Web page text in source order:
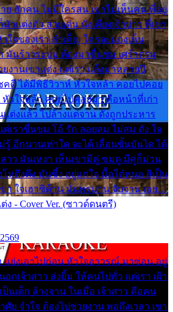
ย ฮักคน ไม่มีใครสน เขาไม่เห็นคน ที่อยู่
วแต่งตัว สวยเด่น นั่งเคียงเจ้าบ่าว ที่เขา
วใจของเรา ลำเค็ญ ใครจะมองเห็น
มันร้าวระบม ต้องมาขื่นขม เศร้าตรม
งานเขาแต่ง แต่เรา แล้งมาหลายปี
คดี ได้มีพิธีวิวาห์ หัวใจหล้า คอยไปคอย
วใจหล้า คอยไปคอยมา คือหน้าที่เก่า
แต่งแล้ว ไปล้างแต่จาน ดั่งถูกประหาร
ต่เราขื่นขม โอ้ รัก ลอยลม ไม่สม ดัง ใจ
รู้ อีกนานเท่าใด จะได้ เลื่อนขั้นบันได ได้
สาว มันเหงา เห็นเขามีคู่ ซมดู มีคู่ก็ม่วน
โห่ตึงตึง มันซึ้ง อยู่แก่ใจ มื้อใด๋หนอ สิเป็น
ขา ใจเฮาซิด้าน มันทรมาน จับจาน เอย…
ง - Cover Ver. (ซาวด์ดนตรี)
แย่งเอาไปก่อน หัวใจอาวรณ์ มาซ่อน อยู่
กเจ้าสาว ส่งยิ้ม ให้คนไปทั่ว แต่เรา เฝ้า
นเด็ก ล้างจาน ในเมื่อ เจ้าสาว คือคน
ย จำใจ ต้องไปช่วยงาน พอถึงเวลา เขา